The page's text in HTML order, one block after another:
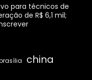
para técnicos de
de R$ 6,1 mil;
china